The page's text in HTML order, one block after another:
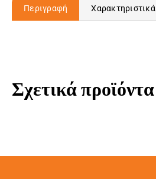
Περιγραφή Χαρακτηριστικά
Σχετικά προϊόντα